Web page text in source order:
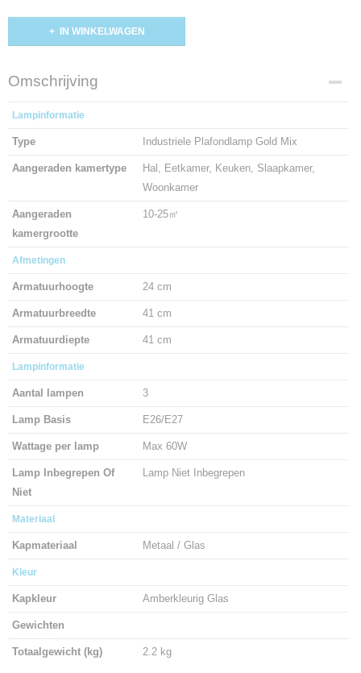
IN WINKELWAGEN
Omschrijving
Lampinformatie
Type Industriele Plafondlamp Gold Mix
Aangeraden kamertype
Hal, Eetkamer, Keuken, Slaapkamer,
Woonkamer
Aangeraden
kamergrootte
10-25㎡
Afmetingen
Armatuurhoogte 24 cm
Armatuurbreedte 41 cm
Armatuurdiepte 41 cm
Lampinformatie
Aantal lampen 3
Lamp Basis E26/E27
Wattage per lamp Max 60W
Lamp Inbegrepen Of
Niet
Lamp Niet Inbegrepen
Materiaal
Kapmateriaal Metaal / Glas
Kleur
Kapkleur Amberkleurig Glas
Gewichten
Totaalgewicht (kg) 2.2 kg